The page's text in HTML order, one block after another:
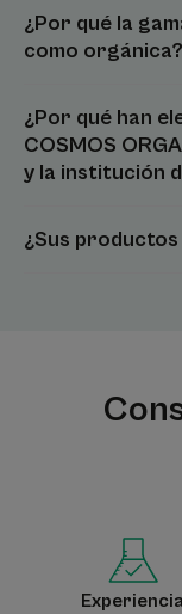
¿Por qué la
como orgánica?
¿Por qué han
COSMOS
y la institución
¿Sus productos